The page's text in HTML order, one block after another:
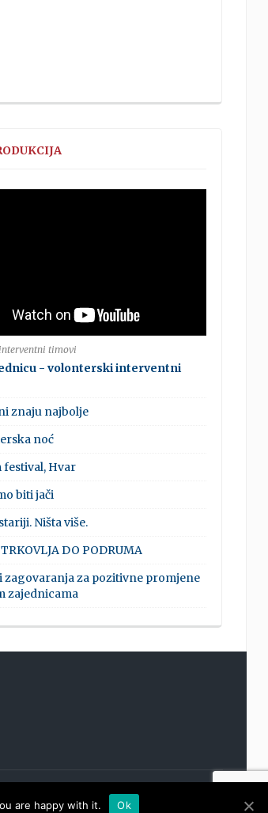
timovi
- volonterski interventni
znaju najbolje
noć
festival, Hvar
biti jači
Ništa više.
DO PODRUMA
zagovaranja za pozitivne promjene
zajednicama
are happy with it. Ok